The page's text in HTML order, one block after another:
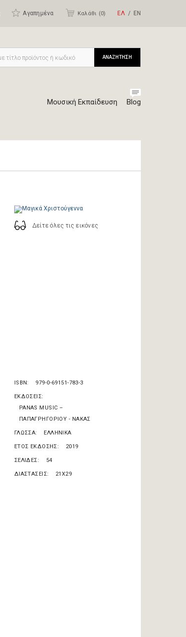
Αγαπημένα Καλάθι (0) ΕΛ ΕΝ
Μουσική Εκπαίδευση Blog
ΑΝΑΖΗΤΗΣΗ
Δείτε όλες τις εικόνες
ISBN 979-0-69151-783-3
ΕΚΔΟΣΕΙΣ
PANAS MUSIC –
ΠΑΠΑΓΡΗΓΟΡΙΟΥ - ΝΑΚΑΣ
ΓΛΩΣΣΑ ΕΛΛΗΝΙΚΑ
ΕΤΟΣ ΕΚΔΟΣΗΣ 2019
ΣΕΛΙΔΕΣ 54
ΔΙΑΣΤΑΣΕΙΣ 21X29